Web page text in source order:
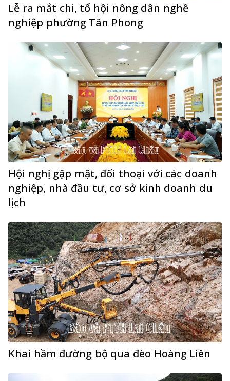
Lễ ra mắt chi, tổ hội nông dân nghề
nghiệp phường Tân Phong
Hội nghị gặp mặt, đối thoại với các doanh
nghiệp, nhà đầu tư, cơ sở kinh doanh du
lịch
Khai hầm đường bộ qua đèo Hoàng Liên